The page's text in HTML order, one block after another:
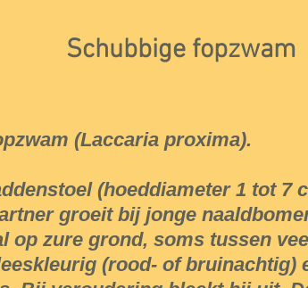
Schubbige fopzwam
(Laccaria proxima).
(hoeddiameter 1 tot 7
groeit bij jonge
op zure grond, soms tussen
(rood- of bruinachtig)